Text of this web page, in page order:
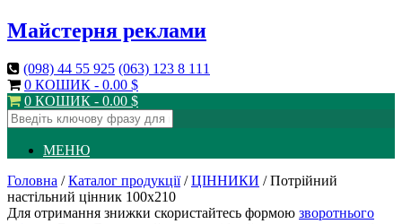
Майстерня реклами
(098) 44 55 925 (063) 123 8 111
0 КОШИК - 0.00 $
0 КОШИК - 0.00 $
МЕНЮ
Головна /Каталог продукції/ЦІННИКИ / Потрійний
настільний цінник 100х210
Для отримання знижки скористайтесь формою зворотнього